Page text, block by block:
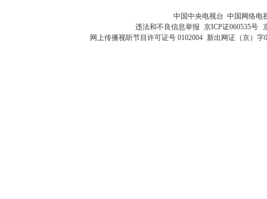
中国中央电视台 中国网络电
违法和不良信息举报 京ICP证060535号
网上传播视听节目许可证号 0102004 新出网证（京）